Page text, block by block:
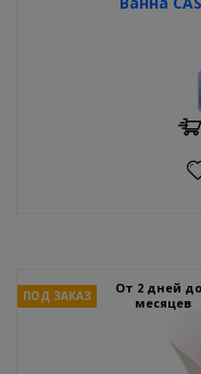
ПОД ЗАКАЗ
От 2 дней
месяцев